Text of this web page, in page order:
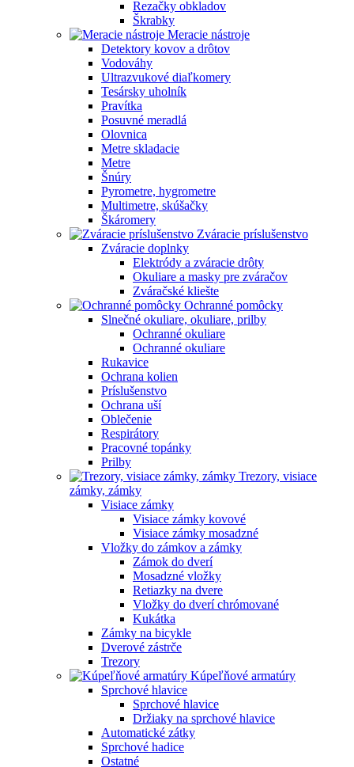
Rezačky obkladov
Škrabky
Meracie nástroje
Detektory kovov a drôtov
Vodováhy
Ultrazvukové diaľkomery
Tesársky uholník
Pravítka
Posuvné meradlá
Olovnica
Metre skladacie
Metre
Šnúry
Pyrometre, hygrometre
Multimetre, skúšačky
Škáromery
Zváracie príslušenstvo
Zváracie doplnky
Elektródy a zváracie drôty
Okuliare a masky pre zváračov
Zváračské kliešte
Ochranné pomôcky
Slnečné okuliare, okuliare, prilby
Ochranné okuliare
Ochranné okuliare
Rukavice
Ochrana kolien
Príslušenstvo
Ochrana uší
Oblečenie
Respirátory
Pracovné topánky
Prilby
Trezory, visiace
zámky, zámky
Visiace zámky
Visiace zámky kovové
Visiace zámky mosadzné
Vložky do zámkov a zámky
Zámok do dverí
Mosadzné vložky
Retiazky na dvere
Vložky do dverí chrómované
Kukátka
Zámky na bicykle
Dverové zástrče
Trezory
Kúpeľňové armatúry
Sprchové hlavice
Sprchové hlavice
Držiaky na sprchové hlavice
Automatické zátky
Sprchové hadice
Ostatné